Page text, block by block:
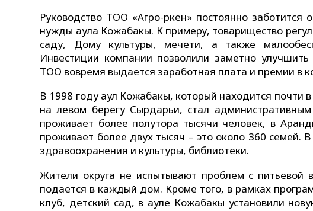
Руководство ТОО «Агро-Өркен» постоянно
нужды аула Кожабакы. К примеру, товарищество
саду, Дому культуры, мечети, а также
Инвестиции компании позволили заметно
ТОО вовремя выдается заработная плата и премии в
В 1998 году аул Кожабакы, который находится почти
на левом берегу Сырдарьи, стал
проживает более полутора тысячи человек, в
проживает более двух тысяч – это около 360
здравоохранения и культуры, библиотеки.
Жители округа не испытывают проблем с
подается в каждый дом. Кроме того, в рамках
клуб, детский сад, в ауле Кожабакы установили